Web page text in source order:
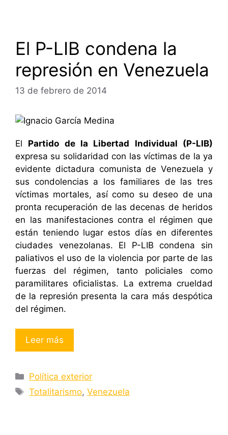
El P-LIB condena la
represión en Venezuela
13 de febrero de 2014
El Partido de la Libertad Individual (P-LIB)
expresa su solidaridad con las víctimas de la ya
evidente dictadura comunista de Venezuela y
sus condolencias a los familiares de las tres
víctimas mortales, así como su deseo de una
pronta recuperación de las decenas de heridos
en las manifestaciones contra el régimen que
están teniendo lugar estos días en diferentes
ciudades venezolanas. El P-LIB condena sin
paliativos el uso de la violencia por parte de las
fuerzas del régimen, tanto policiales como
paramilitares oficialistas. La extrema crueldad
de la represión presenta la cara más despótica
del régimen.
Leer más
Categorías
Política exterior
Etiquetas
Totalitarismo,Venezuela